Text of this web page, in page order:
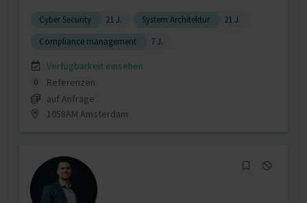
Cyber Security 21 J. System Architektur
21 J.
Compliance management
7 J.
Verfügbarkeit einsehen
0
Referenzen
auf Anfrage
1058AM Amsterdam